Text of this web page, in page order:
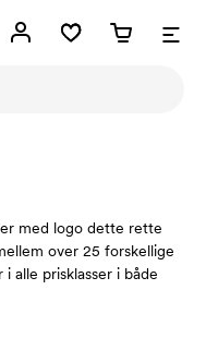
med logo dette rette
over 25 forskellige
alle prisklasser i både